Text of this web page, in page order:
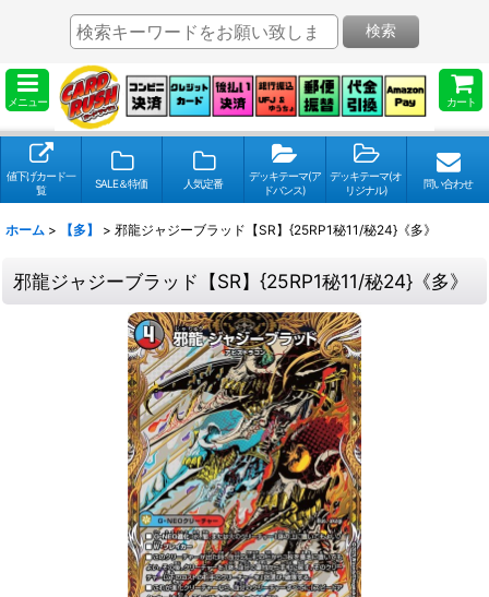
メニュー カート
検索
値下げカード一
覧
SALE＆特価 人気定番
デッキテーマ(ア
ドバンス)
デッキテーマ(オ
リジナル)
問い合わせ
ホーム > 【多】 > 邪龍ジャジーブラッド【SR】{25RP1秘11/秘24}《多》
邪龍ジャジーブラッド【SR】{25RP1秘11/秘24}《多》